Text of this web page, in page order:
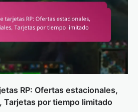
RP: Ofertas estacionales,
Tarjetas por tiempo limitado